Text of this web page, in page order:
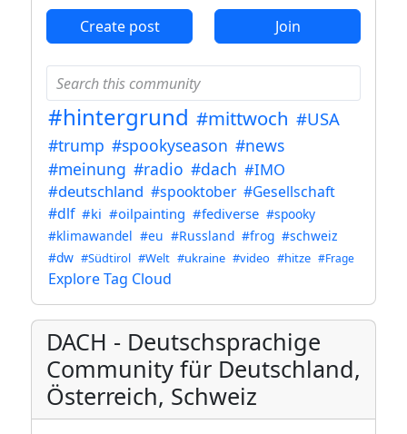
Create post Join
#hintergrund #mittwoch #USA
#trump #spookyseason #news
#meinung #radio #dach #IMO
#deutschland #spooktober #Gesellschaft
#dlf #ki #oilpainting #fediverse #spooky
#klimawandel #eu #Russland #frog #schweiz
#dw #Südtirol #Welt #ukraine #video #hitze #Frage
Explore Tag Cloud
DACH - Deutschsprachige
Community für Deutschland,
Österreich, Schweiz